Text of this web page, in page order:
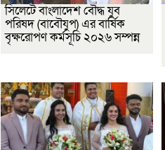
সিলেটে বাংলাদেশ বৌদ্ধ যুব
পরিষদ (বাবৌযুপ) এর বার্ষিক
বৃক্ষরোপণ কর্মসূচি ২০২৬ সম্পন্ন